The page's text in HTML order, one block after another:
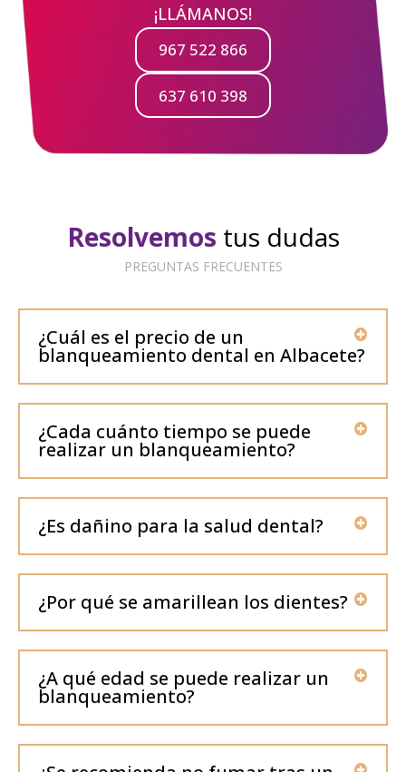
¡LLÁMANOS!
967 522 866
637 610 398
Resolvemos tus dudas
PREGUNTAS FRECUENTES
¿Cuál es el precio de un
blanqueamiento dental en Albacete?
¿Cada cuánto tiempo se puede
realizar un blanqueamiento?
¿Es dañino para la salud dental?
¿Por qué se amarillean los dientes?
¿A qué edad se puede realizar un
blanqueamiento?